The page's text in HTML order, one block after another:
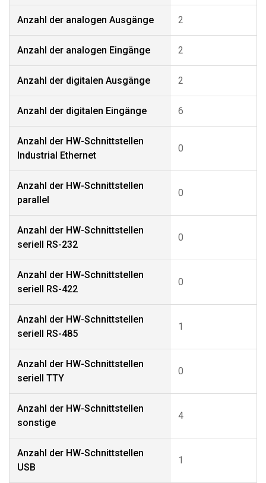
Anzahl der analogen Ausgänge 2
Anzahl der analogen Eingänge 2
Anzahl der digitalen Ausgänge 2
Anzahl der digitalen Eingänge 6
Anzahl der HW-Schnittstellen
Industrial Ethernet
0
Anzahl der HW-Schnittstellen
parallel
0
Anzahl der HW-Schnittstellen
seriell RS-232
0
Anzahl der HW-Schnittstellen
seriell RS-422
0
Anzahl der HW-Schnittstellen
seriell RS-485
1
Anzahl der HW-Schnittstellen
seriell TTY
0
Anzahl der HW-Schnittstellen
sonstige
4
Anzahl der HW-Schnittstellen
USB
1